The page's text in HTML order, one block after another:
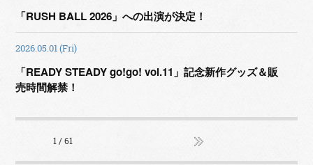
「RUSH BALL 2026」への出演が決定！
2026.05.01 (Fri)
「READY STEADY go!go! vol.11」記念新作グッズ＆販
売時間解禁！
1 / 61